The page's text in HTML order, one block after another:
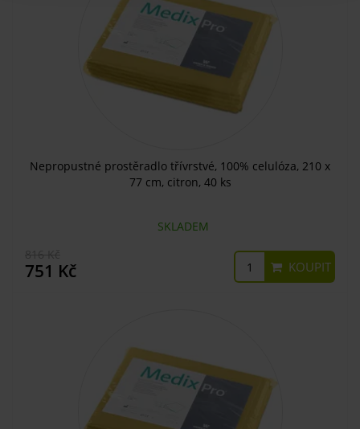
Nepropustné prostěradlo třívrstvé, 100% celulóza, 210 x
77 cm, citron, 40 ks
SKLADEM
751 Kč KOUPIT